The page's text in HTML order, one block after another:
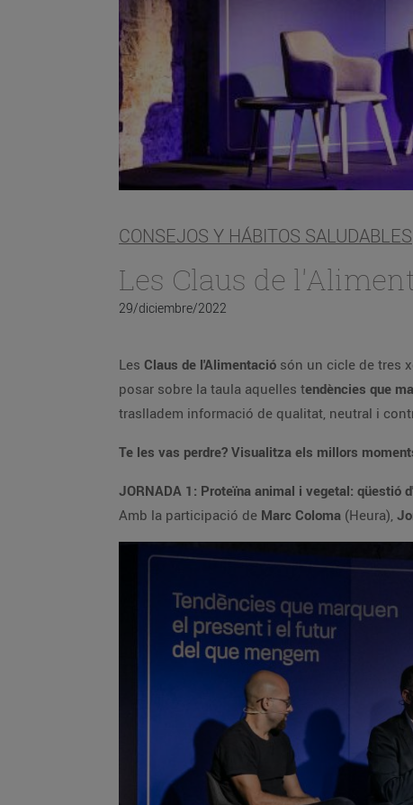
CONSEJOS Y HÁBITOS SALUDABLES
Les Claus de
29/diciembre/2022
Les Claus de l'Alimentació són un cicle de tres
posar sobre la taula aquelles tendències que
traslladem informació de qualitat, neutral i
Te les vas perdre? Visualitza els millors
JORNADA 1: Proteïna animal i vegetal: qüestió
Amb la participació de Marc Coloma (Heura),